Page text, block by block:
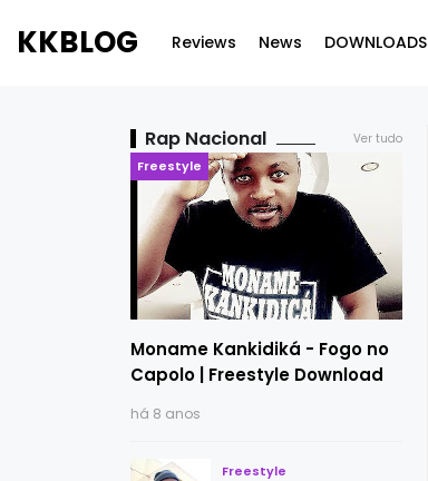
KKBLOG Reviews News DOWNLOADS
Rap Nacional Ver tudo
Freestyle
Moname Kankidiká - Fogo no
Capolo | Freestyle Download
há 8 anos
Freestyle